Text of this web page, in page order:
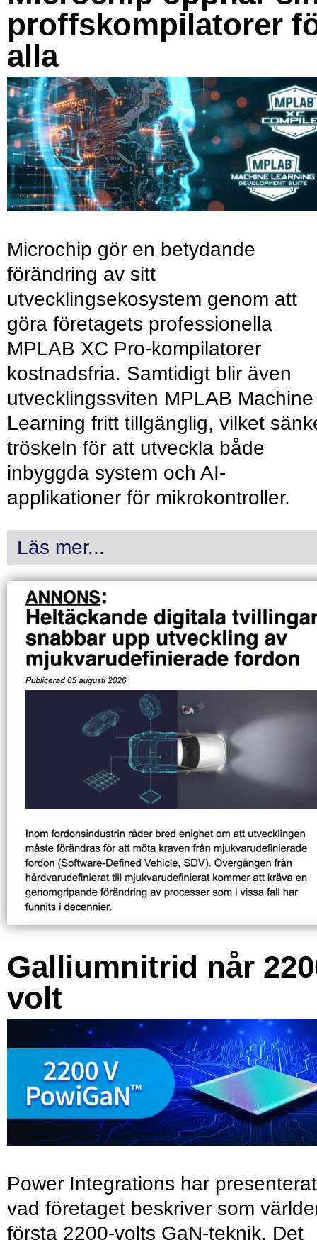
proffskompilatorer
alla
Microchip gör en betydande
förändring av sitt
utvecklingsekosystem genom att
göra företagets professionella
MPLAB XC Pro-kompilatorer
kostnadsfria. Samtidigt blir även
utvecklingssviten MPLAB Machine
Learning fritt tillgänglig, vilket
tröskeln för att utveckla både
inbyggda system och AI-
applikationer för mikrokontroller.
Läs mer...
Galliumnitrid når
volt
Power Integrations har presenterat
vad företaget beskriver som
första 2200-volts GaN-teknik. Det